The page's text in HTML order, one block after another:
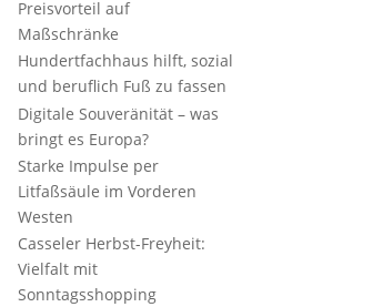
Preisvorteil auf
Maßschränke
Hundertfachhaus hilft, sozial
und beruflich Fuß zu fassen
Digitale Souveränität – was
bringt es Europa?
Starke Impulse per
Litfaßsäule im Vorderen
Westen
Casseler Herbst-Freyheit:
Vielfalt mit
Sonntagsshopping